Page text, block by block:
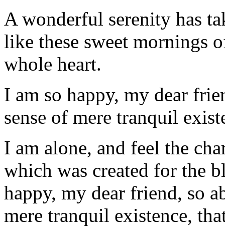
A wonderful serenity has
like these sweet mornings
whole heart.
I am so happy, my dear
sense of mere tranquil
I am alone, and feel the
which was created for the
happy, my dear friend, so
mere tranquil existence,